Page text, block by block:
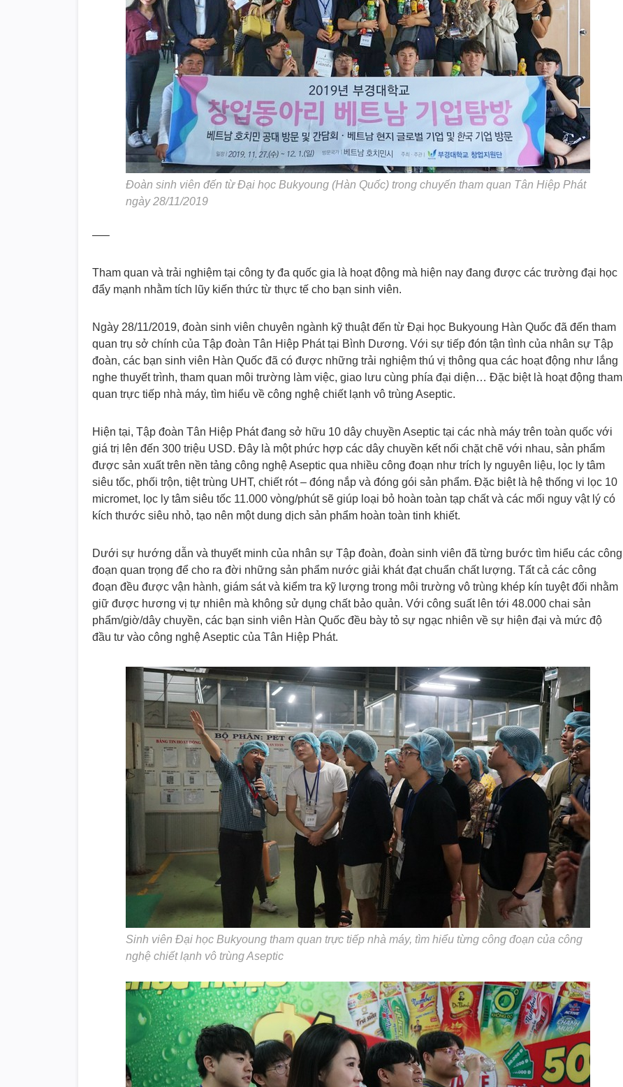
Đoàn sinh viên đến từ Đại học Bukyoung (Hàn Quốc) trong chuyến tham quan Tân Hiệp Phát
ngày 28/11/2019
—–
Tham quan và trải nghiệm tại công ty đa quốc gia là hoạt động mà hiện nay đang được các trường đại học
đẩy mạnh nhằm tích lũy kiến thức từ thực tế cho bạn sinh viên.
Ngày 28/11/2019, đoàn sinh viên chuyên ngành kỹ thuật đến từ Đại học Bukyoung Hàn Quốc đã đến tham
quan trụ sở chính của Tập đoàn Tân Hiệp Phát tại Bình Dương. Với sự tiếp đón tận tình của nhân sự Tập
đoàn, các bạn sinh viên Hàn Quốc đã có được những trải nghiệm thú vị thông qua các hoạt động như lắng
nghe thuyết trình, tham quan môi trường làm việc, giao lưu cùng phía đại diện… Đặc biệt là hoạt động tham
quan trực tiếp nhà máy, tìm hiểu về công nghệ chiết lạnh vô trùng Aseptic.
Hiện tại, Tập đoàn Tân Hiệp Phát đang sở hữu 10 dây chuyền Aseptic tại các nhà máy trên toàn quốc với
giá trị lên đến 300 triệu USD. Đây là một phức hợp các dây chuyền kết nối chặt chẽ với nhau, sản phẩm
được sản xuất trên nền tảng công nghệ Aseptic qua nhiều công đoạn như trích ly nguyên liệu, lọc ly tâm
siêu tốc, phối trộn, tiệt trùng UHT, chiết rót – đóng nắp và đóng gói sản phẩm. Đặc biệt là hệ thống vi lọc 10
micromet, lọc ly tâm siêu tốc 11.000 vòng/phút sẽ giúp loại bỏ hoàn toàn tạp chất và các mối nguy vật lý có
kích thước siêu nhỏ, tạo nên một dung dịch sản phẩm hoàn toàn tinh khiết.
Dưới sự hướng dẫn và thuyết minh của nhân sự Tập đoàn, đoàn sinh viên đã từng bước tìm hiểu các công
đoạn quan trọng để cho ra đời những sản phẩm nước giải khát đạt chuẩn chất lượng. Tất cả các công
đoạn đều được vận hành, giám sát và kiểm tra kỹ lượng trong môi trường vô trùng khép kín tuyệt đối nhằm
giữ được hương vị tự nhiên mà không sử dụng chất bảo quản. Với công suất lên tới 48.000 chai sản
phẩm/giờ/dây chuyền, các bạn sinh viên Hàn Quốc đều bày tỏ sự ngạc nhiên về sự hiện đại và mức độ
đầu tư vào công nghệ Aseptic của Tân Hiệp Phát.
Sinh viên Đại học Bukyoung tham quan trực tiếp nhà máy, tìm hiểu từng công đoạn của công
nghệ chiết lạnh vô trùng Aseptic